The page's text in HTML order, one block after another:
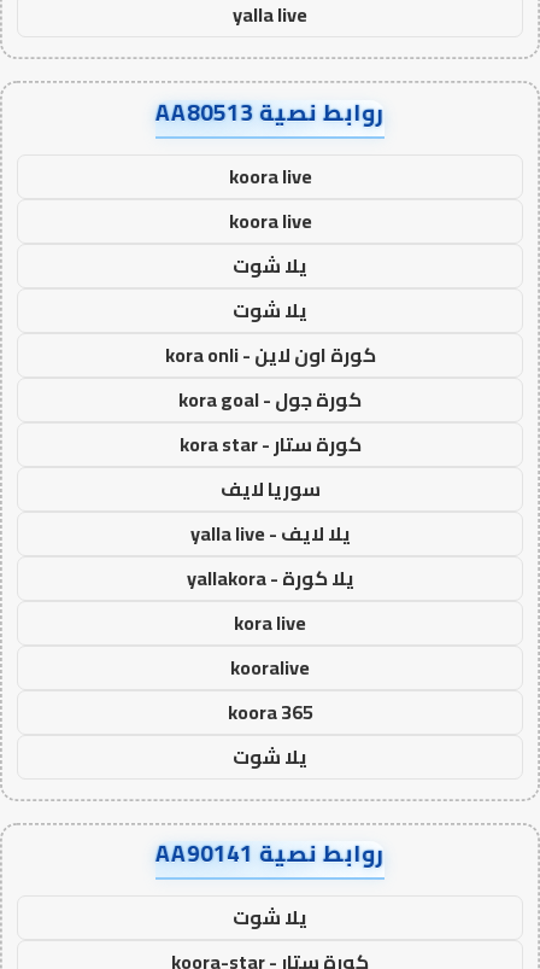
yalla live
روابط نصية AA80513
koora live
koora live
يلا شوت
يلا شوت
كورة اون لاين - kora onli
كورة جول - kora goal
كورة ستار - kora star
سوريا لايف
يلا لايف - yalla live
يلا كورة - yallakora
kora live
kooralive
koora 365
يلا شوت
روابط نصية AA90141
يلا شوت